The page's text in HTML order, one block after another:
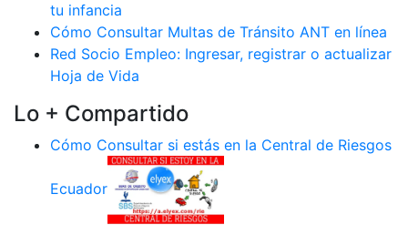
tu infancia
Cómo Consultar Multas de Tránsito ANT en línea
Red Socio Empleo: Ingresar, registrar o actualizar
Hoja de Vida
Lo + Compartido
Cómo Consultar si estás en la Central de Riesgos
Ecuador